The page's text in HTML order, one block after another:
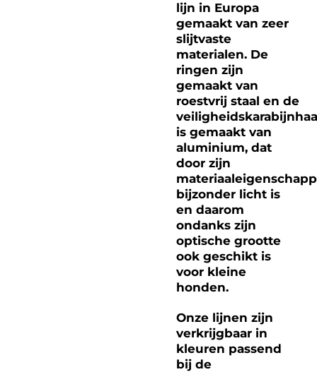
lijn in Europa
gemaakt van zeer
slijtvaste
materialen. De
ringen zijn
gemaakt van
roestvrij staal en de
is gemaakt van
aluminium, dat
door zijn
bijzonder licht is
en daarom
ondanks zijn
optische grootte
ook geschikt is
voor kleine
honden.
Onze lijnen zijn
verkrijgbaar in
kleuren passend
bij de